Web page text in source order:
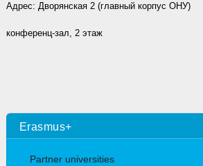
Адрес: Дворянская 2 (главный корпус ОНУ)
конференц-зал, 2 этаж
Erasmus+
Partner universities